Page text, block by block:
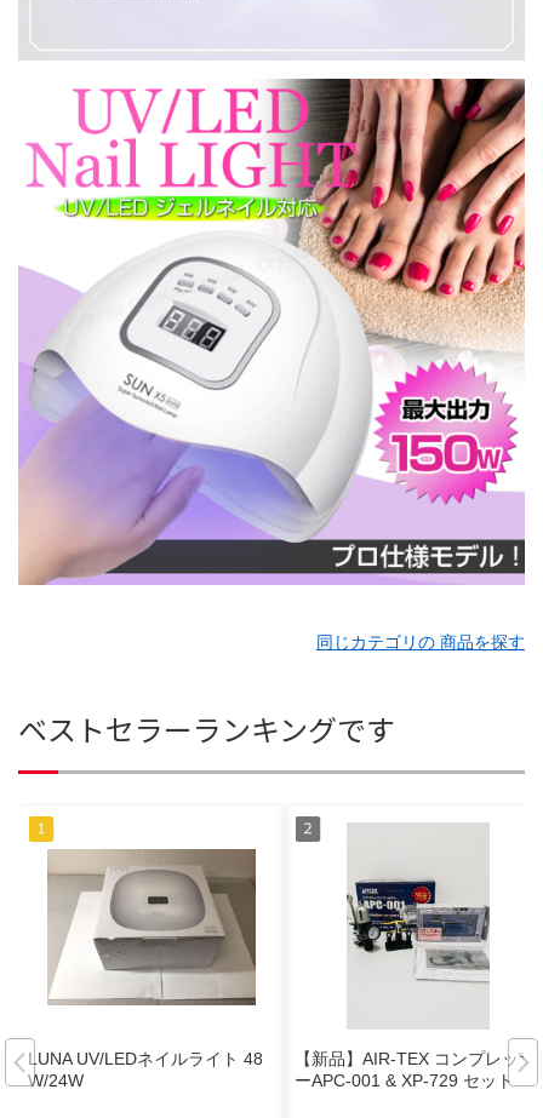
同じカテゴリの 商品を探す
ベストセラーランキングです
LUNA UV/LEDネイルライト 48
W/24W
【新品】AIR-TEX コンプレッサ
ーAPC-001 & XP-729 セット